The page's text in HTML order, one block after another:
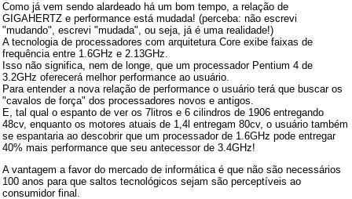
Como já vem sendo alardeado há um bom tempo, a relação de
GIGAHERTZ e performance está mudada! (perceba: não escrevi
"mudando", escrevi "mudada", ou seja, já é uma realidade!)
A tecnologia de processadores com arquitetura Core exibe faixas de
frequência entre 1.6GHz e 2.13GHz.
Isso não significa, nem de longe, que um processador Pentium 4 de
3.2GHz oferecerá melhor performance ao usuário.
Para entender a nova relação de performance o usuário terá que buscar os
"cavalos de força" dos processadores novos e antigos.
E, tal qual o espanto de ver os 7litros e 6 cilindros de 1906 entregando
48cv, enquanto os motores atuais de 1,4l entregam 80cv, o usuário também
se espantaria ao descobrir que um processador de 1.6GHz pode entregar
40% mais performance que seu antecessor de 3.4GHz!
A vantagem a favor do mercado de informática é que não são necessários
100 anos para que saltos tecnológicos sejam são perceptíveis ao
consumidor final.